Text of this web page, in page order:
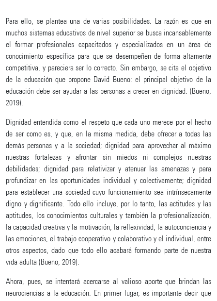
Para ello, se plantea una de varias posibilidades. La razón es que en
muchos sistemas educativos de nivel superior se busca incansablemente
el formar profesionales capacitados y especializados en un área de
conocimiento específica para que se desempeñen de forma altamente
competitiva, y pareciera ser lo correcto. Sin embargo, se cita el objetivo
de la educación que propone David Bueno: el principal objetivo de la
educación debe ser ayudar a las personas a crecer en dignidad. (Bueno,
2019).
Dignidad entendida como el respeto que cada uno merece por el hecho
de ser como es, y que, en la misma medida, debe ofrecer a todas las
demás personas y a la sociedad; dignidad para aprovechar al máximo
nuestras fortalezas y afrontar sin miedos ni complejos nuestras
debilidades; dignidad para relativizar y atenuar las amenazas y para
profundizar en las oportunidades individual y colectivamente; dignidad
para establecer una sociedad cuyo funcionamiento sea intrínsecamente
digno y dignificante. Todo ello incluye, por lo tanto, las actitudes y las
aptitudes, los conocimientos culturales y también la profesionalización,
la capacidad creativa y la motivación, la reflexividad, la autoconciencia y
las emociones, el trabajo cooperativo y colaborativo y el individual, entre
otros aspectos, dado que todo ello acabará formando parte de nuestra
vida adulta (Bueno, 2019).
Ahora, pues, se intentará acercarse al valioso aporte que brindan las
neurociencias a la educación. En primer lugar, es importante decir que